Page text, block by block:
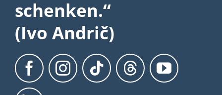
schenken.“
(Ivo Andrič)